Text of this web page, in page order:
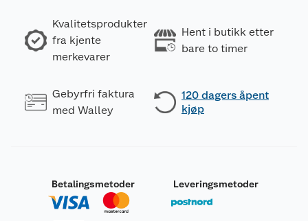
Kvalitetsprodukter
fra kjente
merkevarer
Hent i butikk etter
bare to timer
Gebyrfri faktura
med Walley
120 dagers åpent
kjøp
Betalingsmetoder Leveringsmetoder